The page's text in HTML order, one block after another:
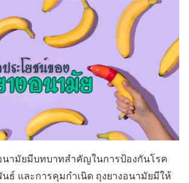
นามัยมีบทบาทสำคัญในการป้องกันโรค
ธ์ และการคุมกำเนิด ถุงยางอนามัยมีให้